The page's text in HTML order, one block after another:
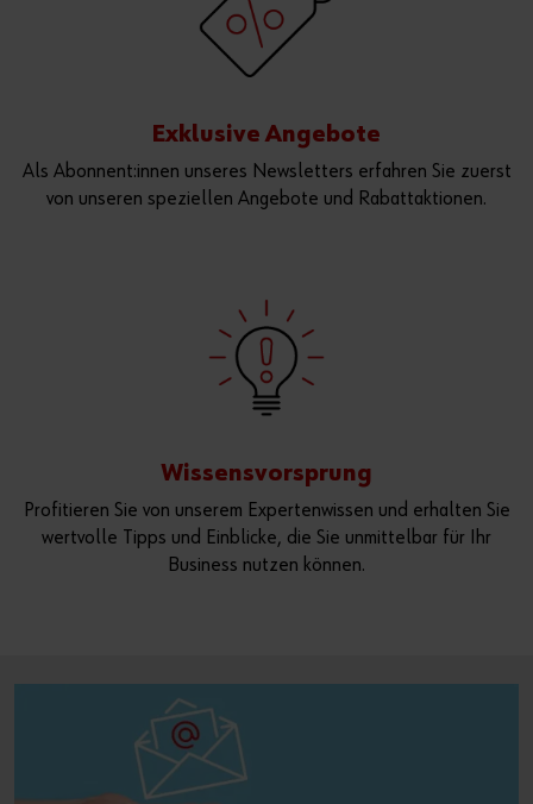
Exklusive Angebote
Als Abonnent:innen unseres Newsletters erfahren Sie zuerst
von unseren speziellen Angebote und Rabattaktionen.
Wissensvorsprung
Profitieren Sie von unserem Expertenwissen und erhalten Sie
wertvolle Tipps und Einblicke, die Sie unmittelbar für Ihr
Business nutzen können.